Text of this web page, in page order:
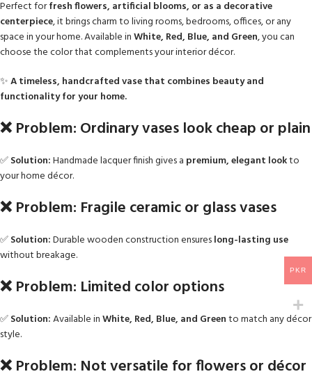
Perfect forfresh flowers, artificial blooms, or as a decorative
centerpiece, it brings charm to living rooms, bedrooms, offices, or any
space in your home. Available inWhite, Red, Blue, and Green, you can
choose the color that complements your interior décor.
✨A timeless, handcrafted vase that combines beauty and
functionality for your home.
❌ Problem: Ordinary vases look cheap or plain
✅Solution:Handmade lacquer finish gives a premium, elegant lookto
your home décor.
❌ Problem: Fragile ceramic or glass vases
✅Solution:Durable wooden construction ensureslong-lasting use
without breakage.
❌ Problem: Limited color options
✅Solution:Available inWhite, Red, Blue, and Greento match any décor
style.
❌ Problem: Not versatile for flowers or décor
PKR